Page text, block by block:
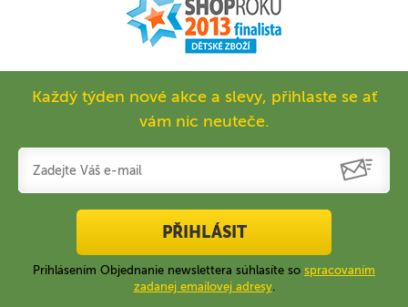
Každý týden nové akce a slevy, přihlaste se ať
vám nic neuteče.
PŘIHLÁSIT
Prihlásením Objednanie newslettera súhlasíte so spracovaním
zadanej emailovej adresy.